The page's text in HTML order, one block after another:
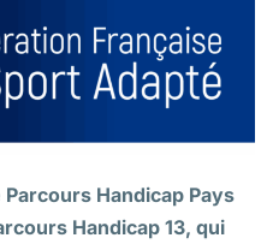
Handicap Pays
Handicap 13, qui